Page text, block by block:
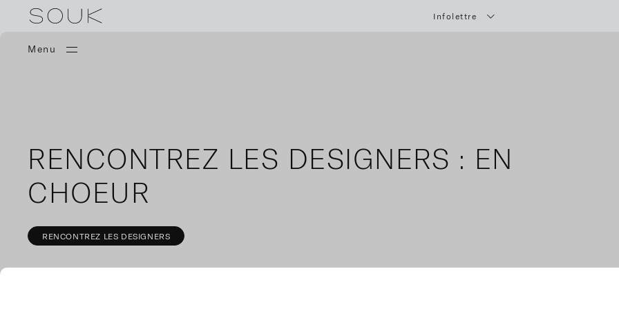
Infolettre
Menu
RENCONTREZ LES DESIGNERS : EN
CHOEUR
RENCONTREZ LES DESIGNERS